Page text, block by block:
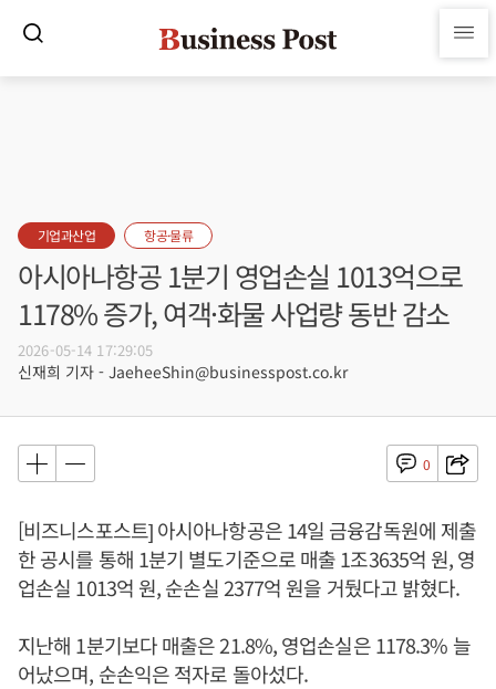
기업과산업 항공·물류
아시아나항공 1분기 영업손실 1013억으로
1178% 증가, 여객·화물 사업량 동반 감소
2026-05-14 17:29:05
신재희 기자 - JaeheeShin@businesspost.co.kr
0
[비즈니스포스트] 아시아나항공은 14일 금융감독원에 제출
한 공시를 통해 1분기 별도기준으로 매출 1조3635억 원, 영
업손실 1013억 원, 순손실 2377억 원을 거뒀다고 밝혔다.
지난해 1분기보다 매출은 21.8%, 영업손실은 1178.3% 늘
어났으며, 순손익은 적자로 돌아섰다.